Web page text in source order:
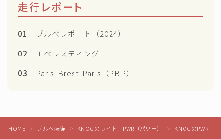
走行レポート
01
ブルべレポート（2024）
02
エベレスティング
03
Paris-Brest-Paris（PBP）
HOME ＞ ブルベ装備 ＞ KNOGのライト PWR（パワー） ＞ KNOGのPWR イ